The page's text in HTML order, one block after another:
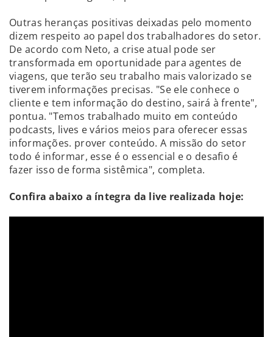
Outras heranças positivas deixadas pelo momento
dizem respeito ao papel dos trabalhadores do setor.
De acordo com Neto, a crise atual pode ser
transformada em oportunidade para agentes de
viagens, que terão seu trabalho mais valorizado se
tiverem informações precisas. "Se ele conhece o
cliente e tem informação do destino, sairá à frente",
pontua. "Temos trabalhado muito em conteúdo
podcasts, lives e vários meios para oferecer essas
informações. prover conteúdo. A missão do setor
todo é informar, esse é o essencial e o desafio é
fazer isso de forma sistêmica", completa.
Confira abaixo a íntegra da live realizada hoje: